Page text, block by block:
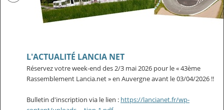
L'ACTUALITÉ LANCIA NET
Réservez votre week-end des 2/3 mai 2026 pour le « 43ème
Rassemblement Lancia.net » en Auvergne avant le 03/04/2026 !!
Bulletin d'inscription via le lien : https://lancianet.fr/wp-